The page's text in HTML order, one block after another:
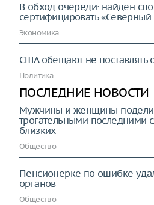
В обход очереди: найден
сертифицировать
Экономика
США обещают не поставлять
Политика
ПОСЛЕДНИЕ НОВОСТИ
Мужчины и женщины
трогательными последними
близких
Общество
Пенсионерке по ошибке
органов
Общество